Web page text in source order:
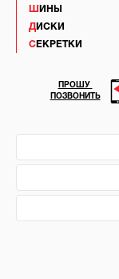
ШИНЫ
ДИСКИ
СЕКРЕТКИ
ПРОШУ
ПОЗВОНИТЬ